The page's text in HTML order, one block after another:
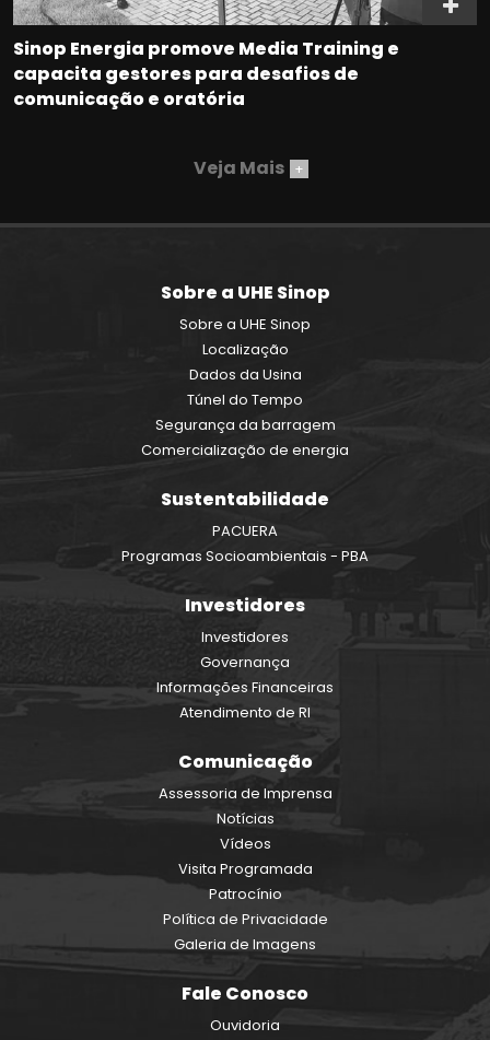
Sinop Energia promove Media Training e
capacita gestores para desafios de
comunicação e oratória
Veja Mais +
Sobre a UHE Sinop
Sobre a UHE Sinop
Localização
Dados da Usina
Túnel do Tempo
Segurança da barragem
Comercialização de energia
Sustentabilidade
PACUERA
Programas Socioambientais - PBA
Investidores
Investidores
Governança
Informações Financeiras
Atendimento de RI
Comunicação
Assessoria de Imprensa
Notícias
Vídeos
Visita Programada
Patrocínio
Política de Privacidade
Galeria de Imagens
Fale Conosco
Ouvidoria